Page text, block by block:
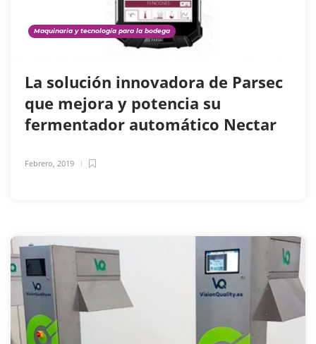
Maquinaria y tecnología para la bodega
La solución innovadora de Parsec
que mejora y potencia su
fermentador automático Nectar
Febrero, 2019